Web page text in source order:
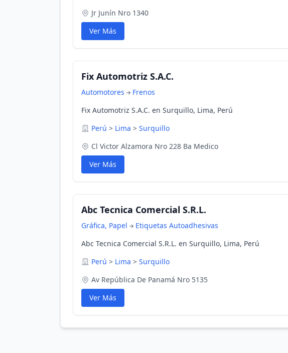
Jr Junín Nro 1340
Ver Más
Fix Automotriz S.A.C.
Automotores
Frenos
Fix Automotriz S.A.C. en Surquillo, Lima, Perú
Perú > Lima > Surquillo
Cl Victor Alzamora Nro 228 Ba Medico
Ver Más
Abc Tecnica Comercial S.R.L.
Gráfica, Papel
Etiquetas Autoadhesivas
Abc Tecnica Comercial S.R.L. en Surquillo, Lima, Perú
Perú > Lima > Surquillo
Av República De Panamá Nro 5135
Ver Más